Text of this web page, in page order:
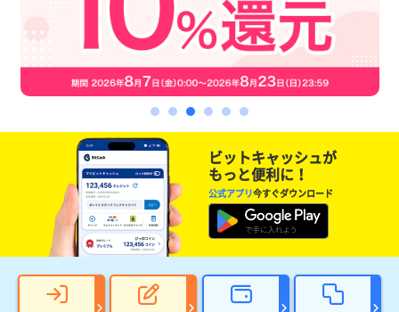
ビットキャッシュが
もっと便利に！
公式アプリ今すぐダウンロード